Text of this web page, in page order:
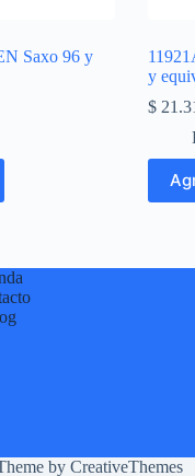
Saxo 96 y
y
$
by CreativeThemes